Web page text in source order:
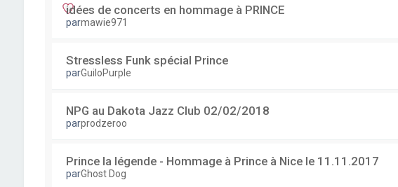
idées de concerts en hommage à PRINCE
parmawie971
Stressless Funk spécial Prince
parGuiloPurple
NPG au Dakota Jazz Club 02/02/2018
parprodzeroo
Prince la légende - Hommage à Prince à Nice le 11.11.2017
parGhost Dog